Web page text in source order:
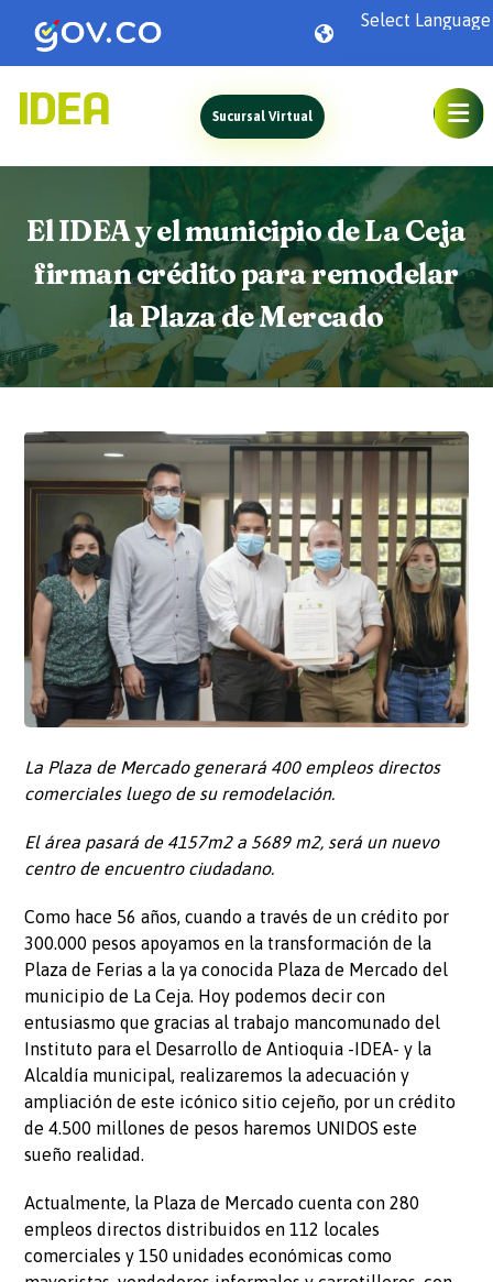
Sucursal Virtual
El IDEA y el municipio de La Ceja
firman crédito para remodelar
la Plaza de Mercado
​​La Plaza de Mercado generará 400 empleos directos
comerciales luego de su remodelación.
El área pasará de 4157m2 a 5689 m2, será un nuevo
centro de encuentro ciudadano.
Como hace 56 años, cuando a través de un crédito por
300.000 pesos apoyamos en la transformación de la
Plaza de Ferias a la ya conocida Plaza de Mercado del
municipio de La Ceja. Hoy podemos decir con
entusiasmo que gracias al trabajo mancomunado del
Instituto para el Desarrollo de Antioquia -IDEA- y la
Alcaldía municipal, realizaremos la adecuación y
ampliación de este icónico sitio cejeño, por un crédito
de 4.500 millones de pesos haremos UNIDOS este
sueño realidad.
Actualmente, la Plaza de Mercado cuenta con 280
empleos directos distribuidos en 112 locales
comerciales y 150 unidades económicas como